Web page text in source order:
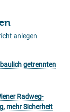
anlegen
getrennten
Radweg-
mehr Sicherheit